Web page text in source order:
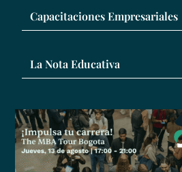
Capacitaciones Empresariales
La Nota Educativa